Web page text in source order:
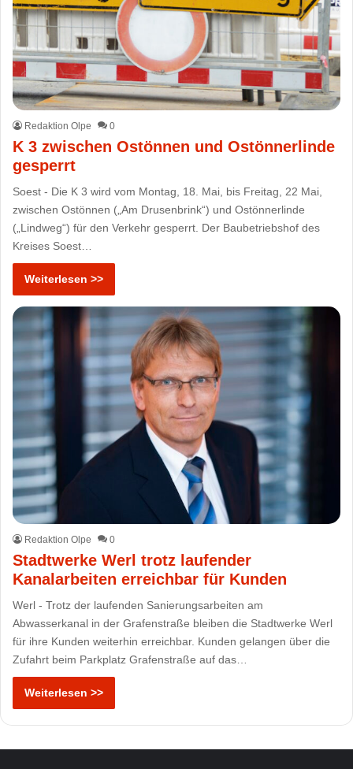
Redaktion Olpe 0
K 3 zwischen Ostönnen und Ostönnerlinde
gesperrt
Soest - Die K 3 wird vom Montag, 18. Mai, bis Freitag, 22 Mai,
zwischen Ostönnen („Am Drusenbrink“) und Ostönnerlinde
(„Lindweg“) für den Verkehr gesperrt. Der Baubetriebshof des
Kreises Soest…
Weiterlesen >>
Redaktion Olpe 0
Stadtwerke Werl trotz laufender
Kanalarbeiten erreichbar für Kunden
Werl - Trotz der laufenden Sanierungsarbeiten am
Abwasserkanal in der Grafenstraße bleiben die Stadtwerke Werl
für ihre Kunden weiterhin erreichbar. Kunden gelangen über die
Zufahrt beim Parkplatz Grafenstraße auf das…
Weiterlesen >>